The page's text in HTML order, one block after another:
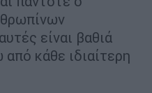
είναι βαθιά
κάθε ιδιαίτερη